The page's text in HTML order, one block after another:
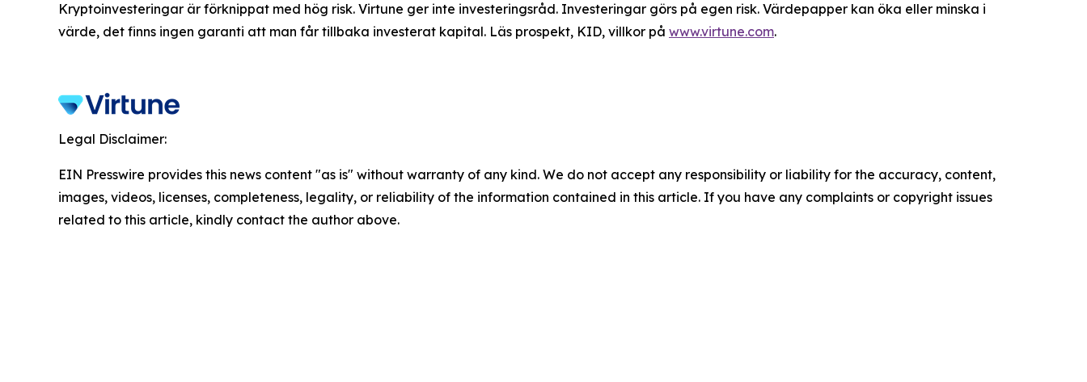
Kryptoinvesteringar är förknippat med hög risk. Virtune ger inte investeringsråd. Investeringar görs på egen risk. Värdepapper kan öka eller minska i
värde, det finns ingen garanti att man får tillbaka investerat kapital. Läs prospekt, KID, villkor på www.virtune.com.
Legal Disclaimer:
EIN Presswire provides this news content "as is" without warranty of any kind. We do not accept any responsibility or liability for the accuracy, content,
images, videos, licenses, completeness, legality, or reliability of the information contained in this article. If you have any complaints or copyright issues
related to this article, kindly contact the author above.